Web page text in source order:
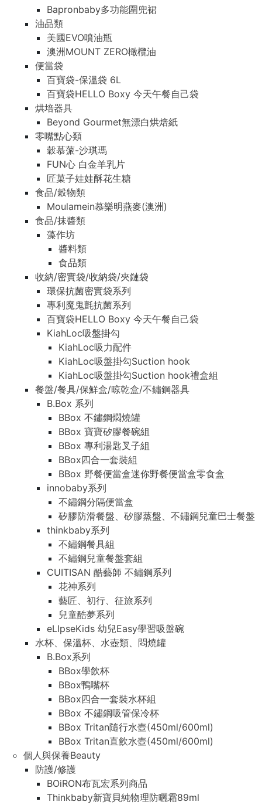
Bapronbaby多功能圍兜裙
油品類
美國EVO噴油瓶
澳洲MOUNT ZERO橄欖油
便當袋
百寶袋-保溫袋 6L
百寶袋HELLO Boxy 今天午餐自己袋
烘培器具
Beyond Gourmet無漂白烘焙紙
零嘴點心類
穀慕蒎-沙琪瑪
FUN心 白金羊乳片
匠菓子娃娃酥花生糖
食品/穀物類
Moulamein慕樂明燕麥(澳洲)
食品/抹醬類
藻作坊
醬料類
食品類
收納/密實袋/收納袋/夾鏈袋
環保抗菌密實袋系列
專利魔鬼氈抗菌系列
百寶袋HELLO Boxy 今天午餐自己袋
KiahLoc吸盤掛勾
KiahLoc吸力配件
KiahLoc吸盤掛勾Suction hook
KiahLoc吸盤掛勾Suction hook禮盒組
餐盤/餐具/保鮮盒/晾乾盒/不鏽鋼器具
B.Box 系列
BBox 不鏽鋼燜燒罐
BBox 寶寶矽膠餐碗組
BBox 專利湯匙叉子組
BBox四合一套裝組
BBox 野餐便當盒迷你野餐便當盒零食盒
innobaby系列
不鏽鋼分隔便當盒
矽膠防滑餐盤、矽膠蒸盤、不鏽鋼兒童巴士餐盤
thinkbaby系列
不鏽鋼餐具組
不鏽鋼兒童餐盤套組
CUITISAN 酷藝師 不鏽鋼系列
花神系列
藝匠、初行、征旅系列
兒童酷夢系列
eLIpseKids 幼兒Easy學習吸盤碗
水杯、保溫杯、水壺類、悶燒罐
B.Box系列
BBox學飲杯
BBox鴨嘴杯
BBox四合一套裝水杯組
BBox 不鏽鋼吸管保冷杯
BBox Tritan隨行水壺(450ml/600ml)
BBox Tritan直飲水壺(450ml/600ml)
個人與保養Beauty
防護/修護
BOiRON布瓦宏系列商品
Thinkbaby新寶貝純物理防曬霜89ml